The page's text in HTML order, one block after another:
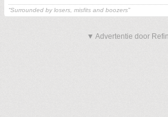
“Surrounded by losers, misfits and boozers”
▼ Advertentie door